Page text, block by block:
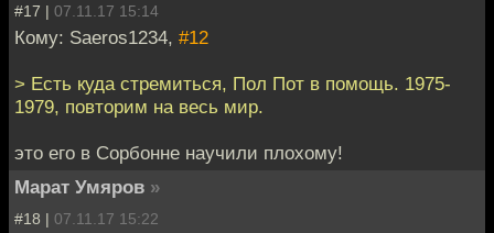
#17 | 07.11.17 15:14
Кому: Saeros1234, #12
> Есть куда стремиться, Пол Пот в помощь. 1975-
1979, повторим на весь мир.
это его в Сорбонне научили плохому!
Марат Умяров »
#18 | 07.11.17 15:22